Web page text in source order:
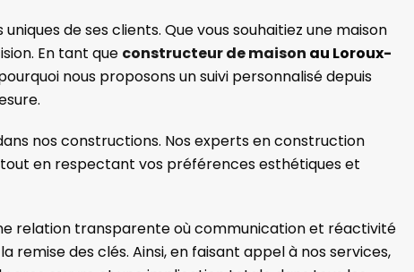
de ses clients. Que vous souhaitiez une maison
En tant que constructeur de maison au Loroux-
nous proposons un suivi personnalisé depuis
nos constructions. Nos experts en construction
en respectant vos préférences esthétiques et
relation transparente où communication et réactivité
des clés. Ainsi, en faisant appel à nos services,